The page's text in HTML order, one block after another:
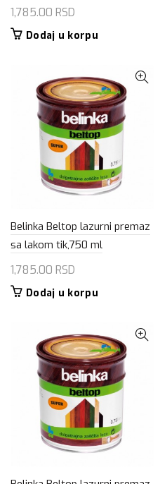
1,785.00 RSD
Dodaj u korpu
Belinka Beltop lazurni premaz
sa lakom tik,750 ml
1,785.00 RSD
Dodaj u korpu